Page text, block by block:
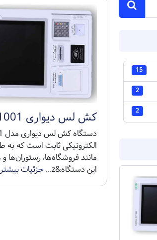
15
2
2 کش لس دیواری 1001
الکترونیکی ثابت است که به
مانند فروشگاه‌ها،
این دستگاه&z...
جزئیات بیشتر